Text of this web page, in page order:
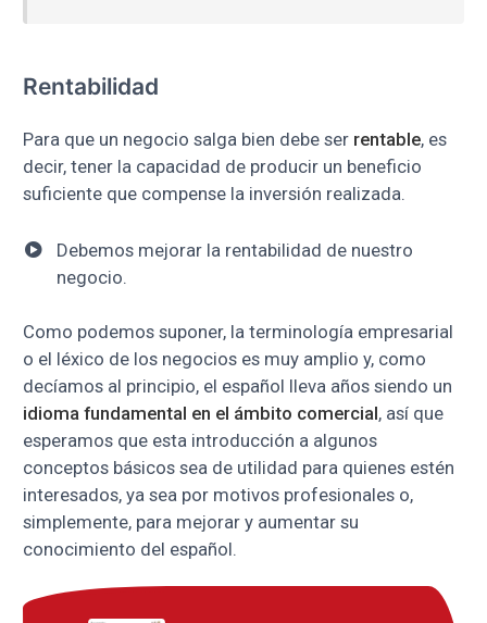
Rentabilidad
Para que un negocio salga bien debe ser rentable, es
decir, tener la capacidad de producir un beneficio
suficiente que compense la inversión realizada.
Debemos mejorar la rentabilidad de nuestro
negocio.
Como podemos suponer, la terminología empresarial
o el léxico de los negocios es muy amplio y, como
decíamos al principio, el español lleva años siendo un
idioma fundamental en el ámbito comercial, así que
esperamos que esta introducción a algunos
conceptos básicos sea de utilidad para quienes estén
interesados, ya sea por motivos profesionales o,
simplemente, para mejorar y aumentar su
conocimiento del español.